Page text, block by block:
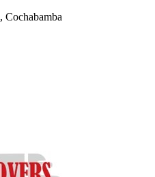
, Cochabamba